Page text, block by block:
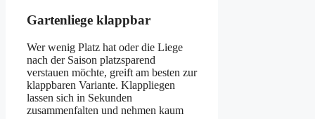
Gartenliege klappbar
Wer wenig Platz hat oder die Liege
nach der Saison platzsparend
verstauen möchte, greift am besten zur
klappbaren Variante. Klappliegen
lassen sich in Sekunden
zusammenfalten und nehmen kaum